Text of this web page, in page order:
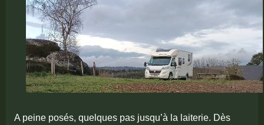
A peine posés, quelques pas jusqu’à la laiterie. Dès